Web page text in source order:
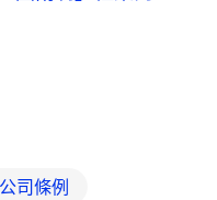
公司條例